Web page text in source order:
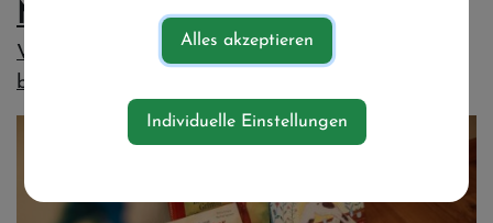
Mostviertel
Vernetzung von Fachpersonal sowie Unterstützung
b...
Alles akzeptieren
Individuelle Einstellungen